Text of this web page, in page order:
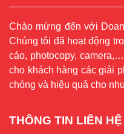
Chào mừng đến với
Chúng tôi đã hoạt động
cáo, photocopy,
cho khách hàng các giải
chóng và hiệu quả cho
THÔNG TIN LIÊN HỆ